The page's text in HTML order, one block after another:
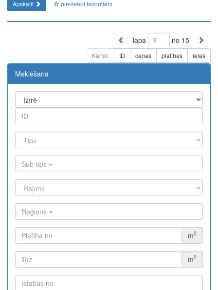
Apskatīt
pievienot favorītiem
lapa no 15
Kārtot: ID cenas platības ielas
The Future of Trading Platforms
The exchange industry is rapidly advancing.Moonois a perfect
representative of the new era: minimal fees of only 0.03%,
lightning-fast swaps, and cross-chain asset movement. Full
functionality in a single app.
Meklēšana
Sub-tips
Reģions
m2
m2